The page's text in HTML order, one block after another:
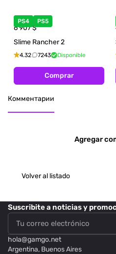
PS4 PS5
6 907$
Slime Rancher 2
4.32 7243 Disponible
Comprar
Комментарии
Agregar
Volver al listado
Suscribitea noticias y
hola@gamgo.net
Argentina, Buenos Aires